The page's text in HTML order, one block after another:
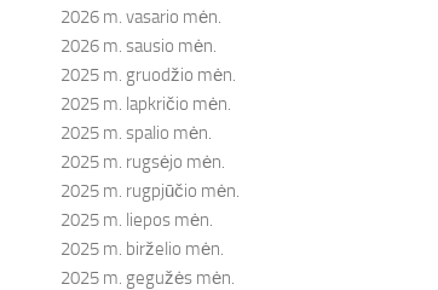
2026 m. vasario mėn.
2026 m. sausio mėn.
2025 m. gruodžio mėn.
2025 m. lapkričio mėn.
2025 m. spalio mėn.
2025 m. rugsėjo mėn.
2025 m. rugpjūčio mėn.
2025 m. liepos mėn.
2025 m. birželio mėn.
2025 m. gegužės mėn.